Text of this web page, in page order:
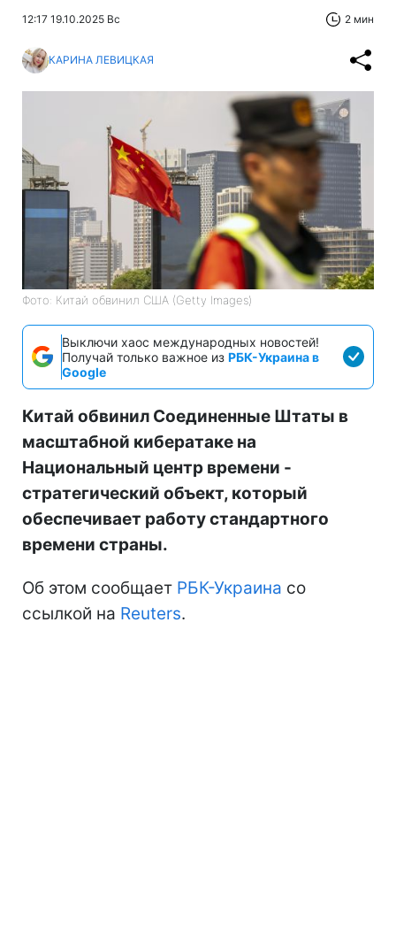
12:17 19.10.2025 Вс 2 мин
КАРИНА ЛЕВИЦКАЯ
Фото: Китай обвинил США (Getty Images)
Выключи хаос международных новостей!
Получай только важное из РБК-Украина в
Google
Китай обвинил Соединенные Штаты в
масштабной кибератаке на
Национальный центр времени -
стратегический объект, который
обеспечивает работу стандартного
времени страны.
Об этом сообщает РБК-Украина со
ссылкой на Reuters.